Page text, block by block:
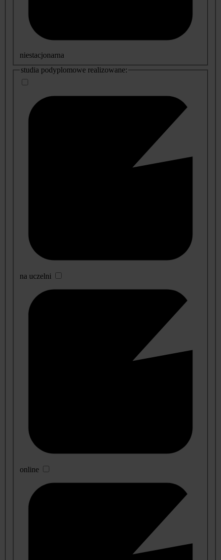
niestacjonarna
studia podyplomowe realizowane:
na uczelni
online